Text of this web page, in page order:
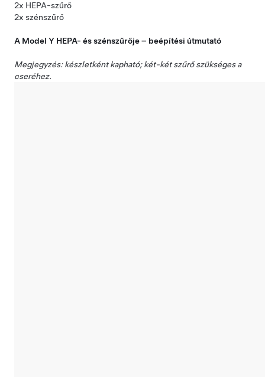
2x HEPA-szűrő
2x szénszűrő
A Model Y HEPA- és szénszűrője – beépítési útmutató
Megjegyzés: készletként kapható; két-két szűrő szükséges a
cseréhez.